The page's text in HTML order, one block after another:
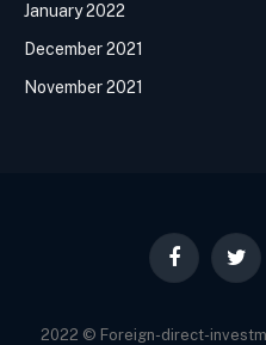
January 2022
December 2021
November 2021
Facebook
2022 © Foreign-direct-